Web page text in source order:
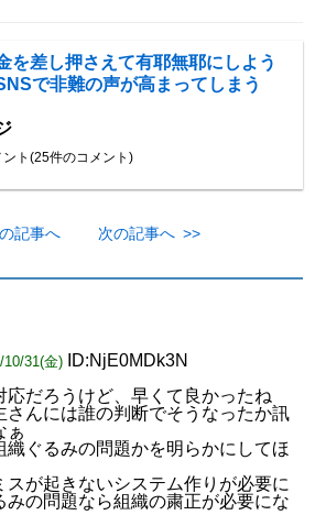
を差し押さえて有耶無耶にしよう
で非難の声が高まってしまう
ント(25件のコメント)
記事へ 次の記事へ >>
10/31(金)
ID:NjE0MDk3N
応だろうけど、早くて良かったね
さんには誰の判断でそうなったか訊
ぁ
織ぐるみの問題かを明らかにしてほ
スが起きないシステム作りが必要に
みの問題なら組織の粛正が必要にな